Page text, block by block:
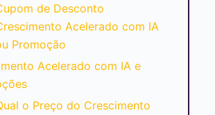
de Desconto
Acelerado com IA
Promoção
Acelerado com IA e
o Preço do Crescimento